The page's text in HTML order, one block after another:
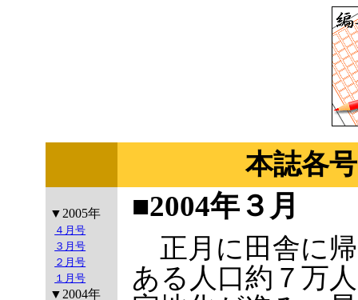
本誌各
▼2005年
４月号
３月号
２月号
１月号
▼2004年
■2004年３月
正月に田舎に
ある人口約７万